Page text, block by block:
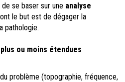
se baser sur une analyse
le but est de dégager la
pathologie.
ou moins étendues
problème (topographie, fréquence,